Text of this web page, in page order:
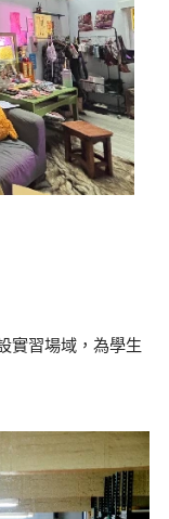
實習場域，為學生